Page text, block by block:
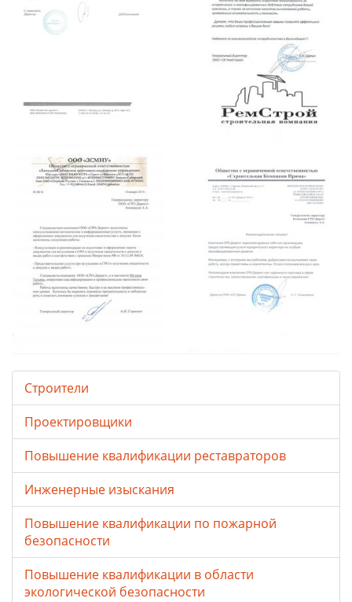
Строители
Проектировщики
Повышение квалификации реставраторов
Инженерные изыскания
Повышение квалификации по пожарной
безопасности
Повышение квалификации в области
экологической безопасности